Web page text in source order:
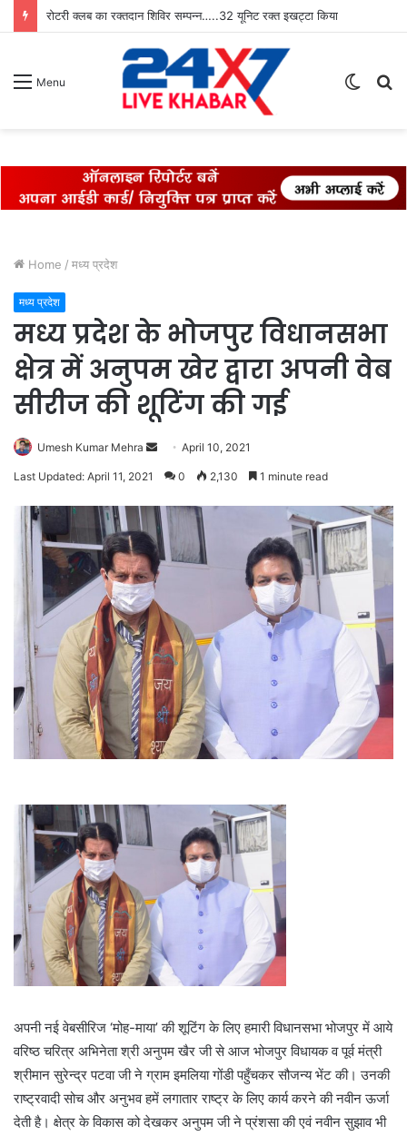
रोटरी क्लब का रक्तदान शिविर सम्पन्न…..32 यूनिट रक्त इखट्टा किया
Menu
Switch
Home / मध्य प्रदेश
मध्य प्रदेश
मध्य प्रदेश के भोजपुर विधानसभा
क्षेत्र में अनुपम खेर द्वारा अपनी वेब
सीरीज की शूटिंग की गई
Umesh Kumar Mehra
Send
an
April 10, 2021
Last Updated: April 11, 2021 0 2,130 1 minute read
अपनी नई वेबसीरिज ‘मोह-माया’ की शूटिंग के लिए हमारी विधानसभा भोजपुर में आये
वरिष्ठ चरित्र अभिनेता श्री अनुपम खैर जी से आज भोजपुर विधायक व पूर्व मंत्री
श्रीमान सुरेन्द्र पटवा जी ने ग्राम इमलिया गोंडी पहुँचकर सौजन्य भेंट की। उनकी
राष्ट्रवादी सोच और अनुभव हमें लगातार राष्ट्र के लिए कार्य करने की नवीन ऊर्जा
देती है। क्षेत्र के विकास को देखकर अनुपम जी ने प्रंशसा की एवं नवीन सुझाव भी